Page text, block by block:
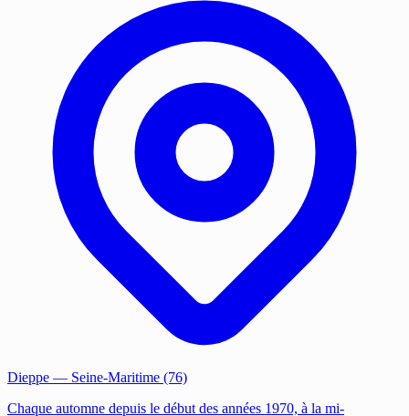
Dieppe — Seine-Maritime (76)
Chaque automne depuis le début des années 1970, à la mi-